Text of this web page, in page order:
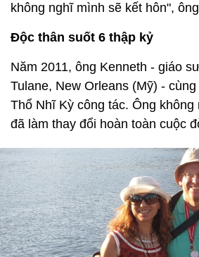
không nghĩ mình sẽ kết hôn",
Độc thân suốt 6 thập kỷ
Năm 2011, ông Kenneth - giáo
Tulane, New Orleans (Mỹ) -
Thổ Nhĩ Kỳ công tác. Ông
đã làm thay đổi hoàn toàn cuộc